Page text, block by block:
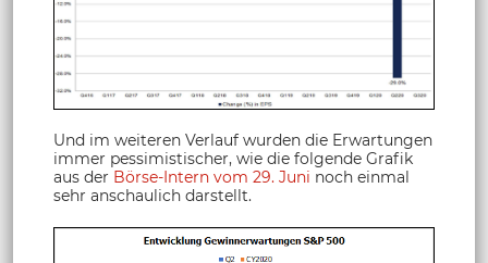
Und im weiteren Verlauf wurden die Erwartungen
immer pessimistischer, wie die folgende Grafik
aus der Börse-Intern vom 29. Juni noch einmal
sehr anschaulich darstellt.